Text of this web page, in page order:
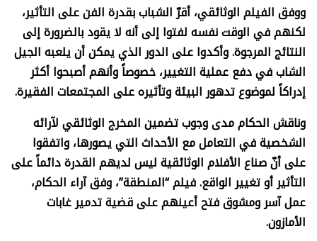
ووفق الفيلم الوثائقي، أقرّ الشباب بقدرة الفن على التأثير،
لكنهم في الوقت نفسه لفتوا إلى أنه لا يقود بالضرورة إلى
النتائج المرجوة. وأكدوا على الدور الذي يمكن أن يلعبه الجيل
الشاب في دفع عملية التغيير، خصوصاً وأنهم أصبحوا أكثر
إدراكاً لموضوع تدهور البيئة وتأثيره على المجتمعات الفقيرة.
وناقش الحكام مدى وجوب تضمين المخرج الوثائقي لآرائه
الشخصية في التعامل مع الأحداث التي يصورها، واتفقوا
على أنّ صناع الأفلام الوثائقية ليس لديهم القدرة دائماً على
التأثير أو تغيير الواقع. فيلم “المنطقة”، وفق آراء الحكام،
عمل آسر ومشوق فتح أعينهم على قضية تدمير غابات
الأمازون.